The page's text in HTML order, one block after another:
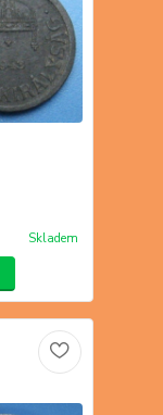
Skladem